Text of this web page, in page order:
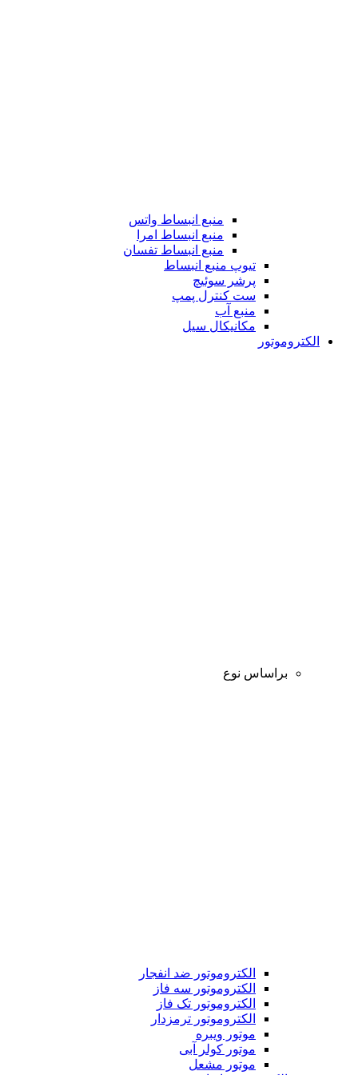
منبع انبساط واتس
منبع انبساط امرا
منبع انبساط تفسان
تیوپ منبع انبساط
پرشر سوئیچ
ست کنترل پمپ
منبع آب
مکانیکال سیل
الکتروموتور
براساس نوع
الکتروموتور ضد انفجار
الکتروموتور سه فاز
الکتروموتور تک فاز
الکتروموتور ترمزدار
موتور ویبره
موتور کولر آبی
موتور مشعل